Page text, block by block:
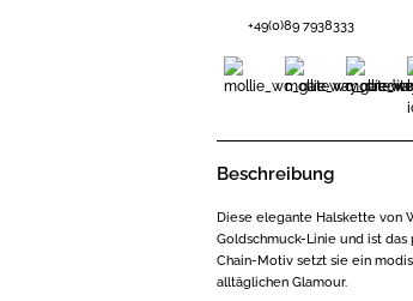
+49(0)89 7938333
Beschreibung
Diese elegante Halskette von
Goldschmuck-Linie und ist
Chain-Motiv setzt sie ein
alltäglichen Glamour.